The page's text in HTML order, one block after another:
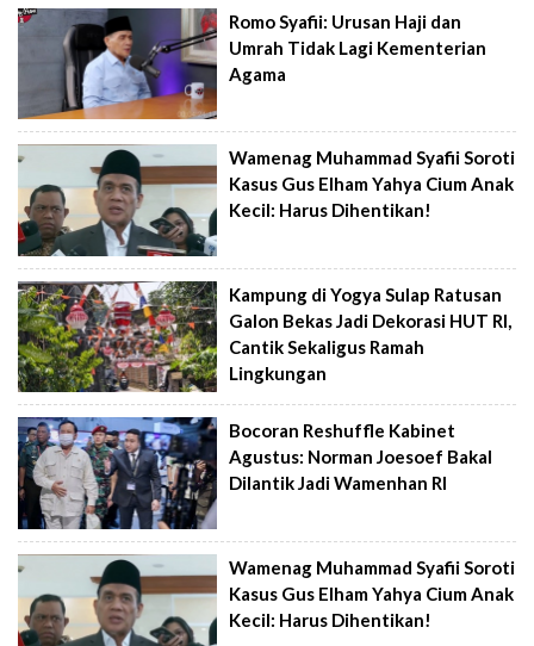
Romo Syafii: Urusan Haji dan
Umrah Tidak Lagi Kementerian
Agama
Wamenag Muhammad Syafii Soroti
Kasus Gus Elham Yahya Cium Anak
Kecil: Harus Dihentikan!
Kampung di Yogya Sulap Ratusan
Galon Bekas Jadi Dekorasi HUT RI,
Cantik Sekaligus Ramah
Lingkungan
Bocoran Reshuffle Kabinet
Agustus: Norman Joesoef Bakal
Dilantik Jadi Wamenhan RI
Wamenag Muhammad Syafii Soroti
Kasus Gus Elham Yahya Cium Anak
Kecil: Harus Dihentikan!